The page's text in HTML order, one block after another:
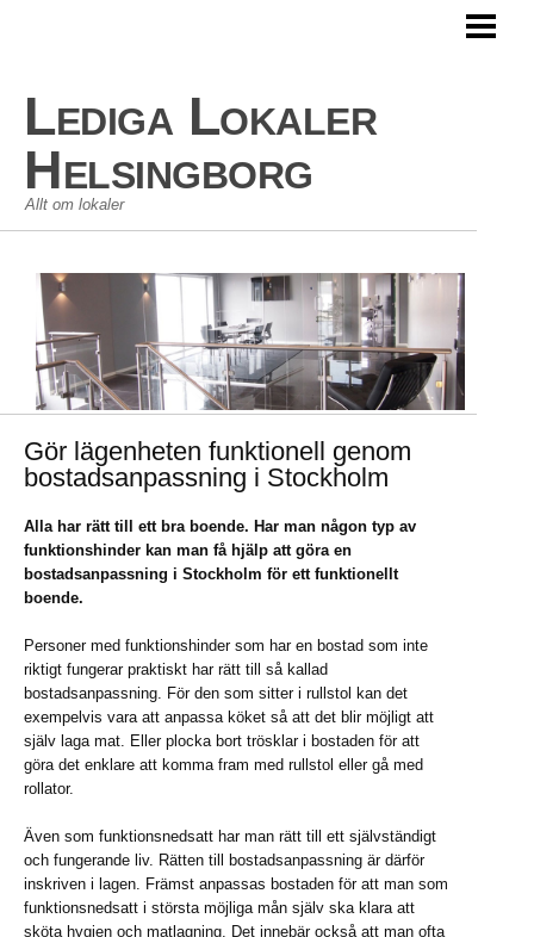
KOMMERSIELLA LOKALER
Lediga Lokaler
Helsingborg
Allt om lokaler
Gör lägenheten funktionell genom
bostadsanpassning i Stockholm
Alla har rätt till ett bra boende. Har man någon typ av
funktionshinder kan man få hjälp att göra en
bostadsanpassning i Stockholm för ett funktionellt
boende.
Personer med funktionshinder som har en bostad som inte
riktigt fungerar praktiskt har rätt till så kallad
bostadsanpassning. För den som sitter i rullstol kan det
exempelvis vara att anpassa köket så att det blir möjligt att
själv laga mat. Eller plocka bort trösklar i bostaden för att
göra det enklare att komma fram med rullstol eller gå med
rollator.
Även som funktionsnedsatt har man rätt till ett självständigt
och fungerande liv. Rätten till bostadsanpassning är därför
inskriven i lagen. Främst anpassas bostaden för att man som
funktionsnedsatt i största möjliga mån själv ska klara att
sköta hygien och matlagning. Det innebär också att man ofta